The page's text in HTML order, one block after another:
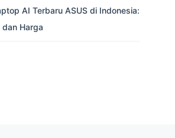
AI Terbaru ASUS di Indonesia:
Harga